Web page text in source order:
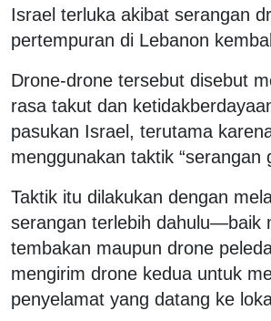
Israel terluka akibat serangan
pertempuran di Lebanon
Drone-drone tersebut disebut
rasa takut dan
pasukan Israel, terutama
menggunakan taktik “serangan
Taktik itu dilakukan dengan
serangan terlebih dahulu—baik
tembakan maupun drone
mengirim drone kedua untuk
penyelamat yang datang ke